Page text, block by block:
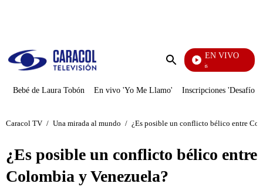
Enviar
EN VIVO
También Caerás
Bebé de Laura Tobón En vivo 'Yo Me Llamo' Inscripciones 'Desafío'
Caracol TV / Una mirada al mundo / ¿Es posible un conflicto bélico entre
¿Es posible un conflicto bélico entre
Colombia y Venezuela?